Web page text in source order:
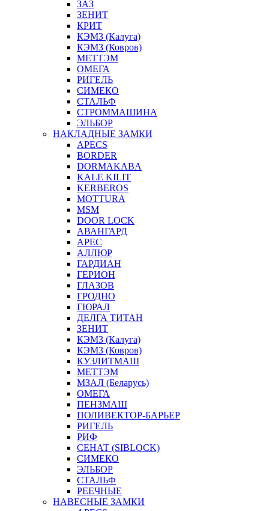
ЗАЗ
ЗЕНИТ
КРИТ
КЭМЗ (Калуга)
КЭМЗ (Ковров)
МЕТТЭМ
ОМЕГА
РИГЕЛЬ
СИМЕКО
СТАЛЬФ
СТРОММАШИНА
ЭЛЬБОР
НАКЛАДНЫЕ ЗАМКИ
APECS
BORDER
DORMAKABA
KALE KILIT
KERBEROS
MOTTURA
MSM
DOOR LOCK
АВАНГАРД
АРЕС
АЛЛЮР
ГАРДИАН
ГЕРИОН
ГЛАЗОВ
ГРОДНО
ГЮРАЛ
ДЕЛГА ТИТАН
ЗЕНИТ
КЭМЗ (Калуга)
КЭМЗ (Ковров)
КУЗЛИТМАШ
МЕТТЭМ
МЗАЛ (Беларусь)
ОМЕГА
ПЕНЗМАШ
ПОЛИВЕКТОР-БАРЬЕР
РИГЕЛЬ
РИФ
СЕНАТ (SIBLOCK)
СИМЕКО
ЭЛЬБОР
СТАЛЬФ
РЕЕЧНЫЕ
НАВЕСНЫЕ ЗАМКИ